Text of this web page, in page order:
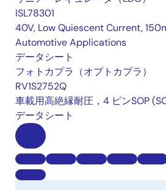
ISL78301
40V, Low Quiescent Current,
Automotive Applications
データシート
フォトカプラ（オプトカプラ）
RV1S2752Q
車載用高絶縁耐圧，4 ピンSOP
データシート